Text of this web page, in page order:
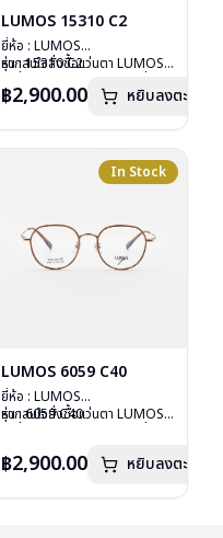
LUMOS 15310 C2
ยี่ห้อ : LUMOS
รุ่น : 15310 C2
เลนส์ : Demo Lens
น้ำหนัก : 16 กรัม
อุปกรณ์ : กล่องแว่น , ผ้าเช็ดแว่น
หากสนใจสั่งชื้อแว่นตา LUMOS
ลงไว้กรุณาติดต่อเราคลิก
฿2,900.00 หยิบลงตะกร้า
In Stock
LUMOS 6059 C40
ยี่ห้อ : LUMOS
รุ่น : 6059 C40
บานพับ : ไม่มีสปริง
อุปกรณ์ : กล่องแว่น , ผ้าเช็ดแว่น
หากสนใจสั่งชื้อแว่นตา LUMOS
฿2,900.00 หยิบลงตะกร้า